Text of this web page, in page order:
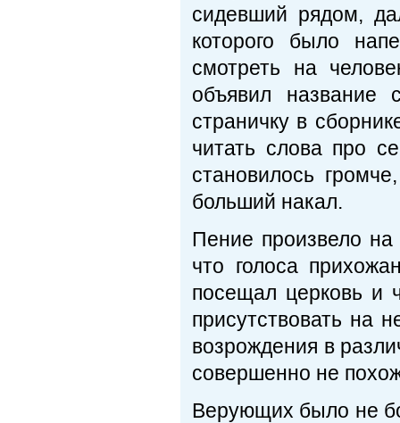
сидевший рядом,
которого было
смотреть на
объявил название
страничку в
читать слова про
становилось
больший накал.
Пение произвело на
что голоса
посещал церковь и
присутствовать на
возрождения в
совершенно не
Верующих было не